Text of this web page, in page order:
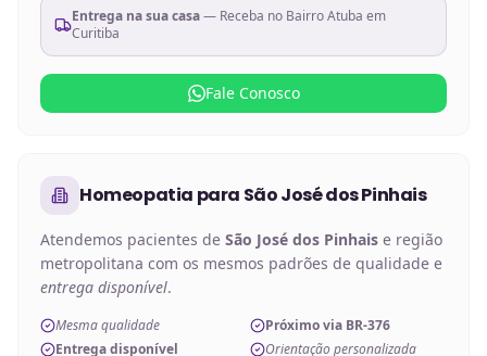
Entrega na sua casa— Receba no Bairro Atuba em
Curitiba
Fale Conosco
Homeopatia para São José dos Pinhais
Atendemos pacientes de São José dos Pinhais e região
metropolitana com os mesmos padrões de qualidade e
entrega disponível.
Mesma qualidade
Próximo via BR-376
Entrega disponível
Orientação personalizada